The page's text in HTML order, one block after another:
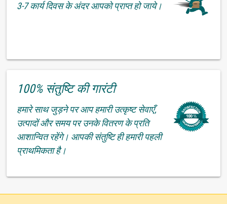
3-7 कार्य दिवस के अंदर आपको प्राप्त हो जाये।
100% संतुष्टि की गारंटी
हमारे साथ जुड़ने पर आप हमारी उत्कृष्ट सेवाएँ,
उत्पादों और समय पर उनके वितरण के प्रति
आशान्वित रहेंगे। आपकी संतुष्टि ही हमारी पहली
प्राथमिकता है।